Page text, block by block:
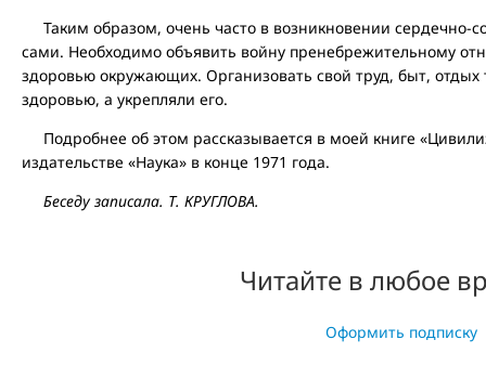
Таким образом, очень часто в возникновении сердечно-
сами. Необходимо объявить войну пренебрежительному
здоровью окружающих. Организовать свой труд, быт,
здоровью, а укрепляли его.
Подробнее об этом рассказывается в моей книге
издательстве «Наука» в конце 1971 года.
Беседу записала. Т. КРУГЛОВА.
Читайте в любое
Оформить подписку